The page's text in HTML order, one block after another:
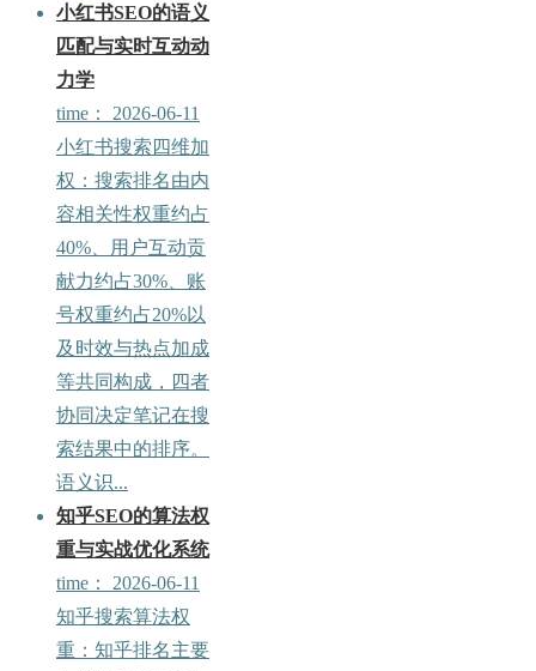
小红书SEO的语义
匹配与实时互动动
力学
time：
2026-06-11
小红书搜索四维加
权：搜索排名由内
容相关性权重约占
40%、用户互动贡
献力约占30%、账
号权重约占20%以
及时效与热点加成
等共同构成，四者
协同决定笔记在搜
索结果中的排序。
语义识...
知乎SEO的算法权
重与实战优化系统
time：
2026-06-11
知乎搜索算法权
重：知乎排名主要